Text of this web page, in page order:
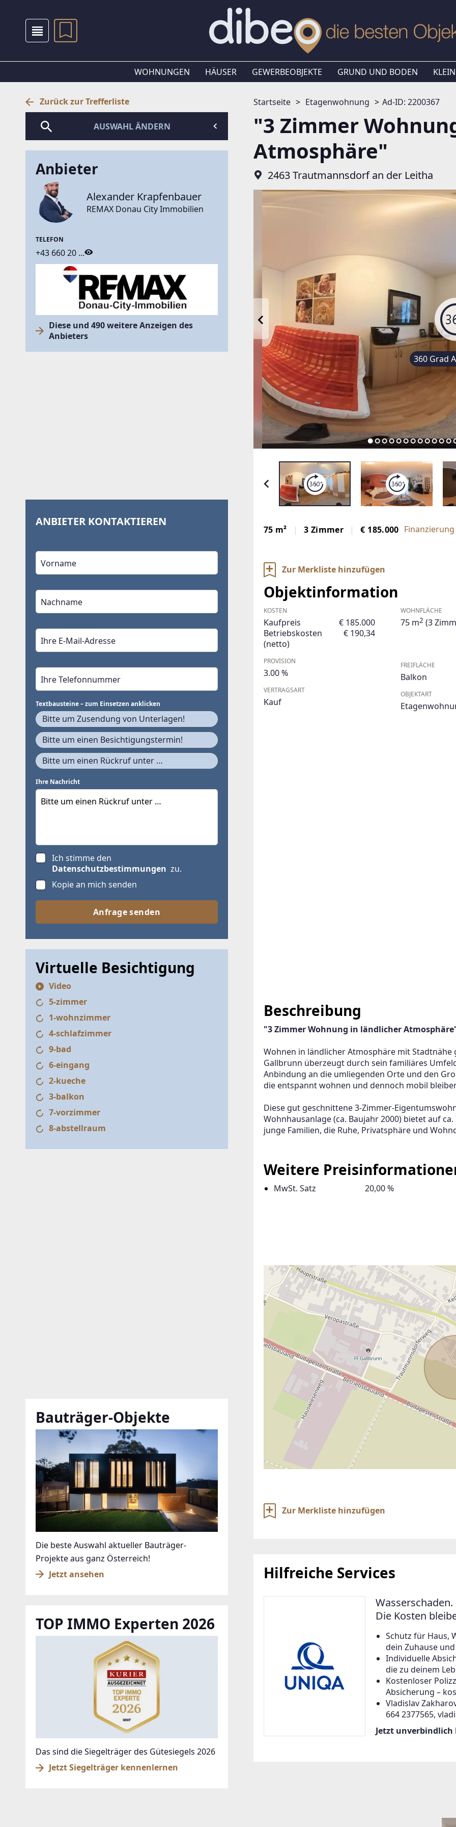
WOHNUNGEN HÄUSER GEWERBEOBJEKTE GRUND UND BODEN
Startseite Etagenwohnung Ad-ID: 2200367
"3 Zimmer
Atmosphäre"
2463 Trautmannsdorf an der Leitha
360 Grad
75 m² 3 Zimmer € 185.000
Zur Merkliste hinzufügen
Objektinformation
KOSTEN
Kaufpreis
€ 185.000
Betriebskosten
(netto)
€ 190,34
PROVISION
3.00 %
VERTRAGSART
Kauf
WOHNFLÄCHE
75 m2 (3
FREIFLÄCHE
Balkon
OBJEKTART
Beschreibung
"3 Zimmer Wohnung in ländlicher
Wohnen in ländlicher Atmosphäre mit Stadtnähe
Gallbrunn überzeugt durch sein familiäres
Anbindung an die umliegenden Orte und den
die entspannt wohnen und dennoch mobil
Diese gut geschnittene 3-Zimmer-
Wohnhausanlage (ca. Baujahr 2000) bietet auf
junge Familien, die Ruhe, Privatsphäre und
Weitere
MwSt. Satz 20,00 %
ANBIETER KONTAKTIEREN
Zur Merkliste hinzufügen
Hilfreiche Services
Die Kosten
Schutz für Haus,
dein Zuhause
Individuelle
die zu deinem
Kostenloser
Absicherung –
Vladislav
664 2377565,
Jetzt unverbindlich
Zurück zur Trefferliste
AUSWAHL ÄNDERN
Anbieter
Alexander Krapfenbauer
REMAX Donau City Immobilien
TELEFON
+43 660 20 ...
Diese und 490 weitere Anzeigen des
Anbieters
ANBIETER KONTAKTIEREN
Textbausteine – zum Einsetzen anklicken
Bitte um Zusendung von Unterlagen!
Bitte um einen Besichtigungstermin!
Bitte um einen Rückruf unter …
Ihre Nachricht
Ich stimme den
Datenschutzbestimmungen zu.
Kopie an mich senden
Anfrage senden
Virtuelle Besichtigung
Video
5-zimmer
1-wohnzimmer
4-schlafzimmer
9-bad
6-eingang
2-kueche
3-balkon
7-vorzimmer
8-abstellraum
Bauträger-Objekte
Die beste Auswahl aktueller Bauträger-
Projekte aus ganz Österreich!
Jetzt ansehen
TOP IMMO Experten 2026
Das sind die Siegelträger des Gütesiegels 2026
Jetzt Siegelträger kennenlernen
SUCHKRITERIEN
Etagenwohnung
Dieser Filter wird viele Treffer erzeugen. Bitte setzen Sie weitere
Bitte um Ihre E-Mail-Adresse und wir informieren Sie, sobald wir
Ich stimme der Verarbeitung meiner Daten, wie in den
Datenschutzbestimmungen beschrieben, zu.
Suchagent